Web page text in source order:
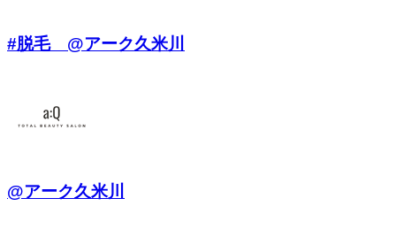
#脱毛 @アーク久米川
@アーク久米川